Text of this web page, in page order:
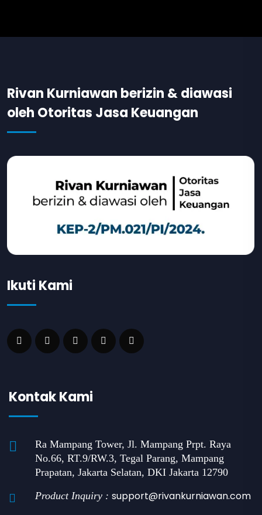
Rivan Kurniawan berizin & diawasi
oleh Otoritas Jasa Keuangan
Ikuti Kami
Kontak Kami
Ra Mampang Tower, Jl. Mampang Prpt. Raya
No.66, RT.9/RW.3, Tegal Parang, Mampang
Prapatan, Jakarta Selatan, DKI Jakarta 12790
Product Inquiry : support@rivankurniawan.com